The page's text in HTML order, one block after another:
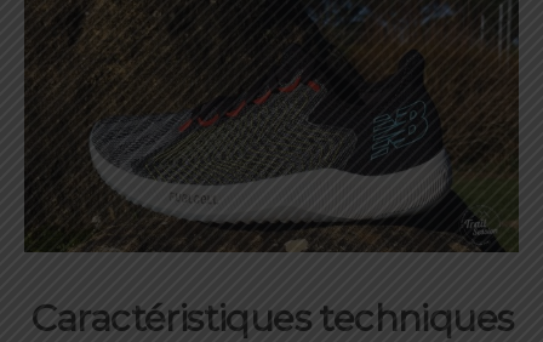
Caractéristiques techniques